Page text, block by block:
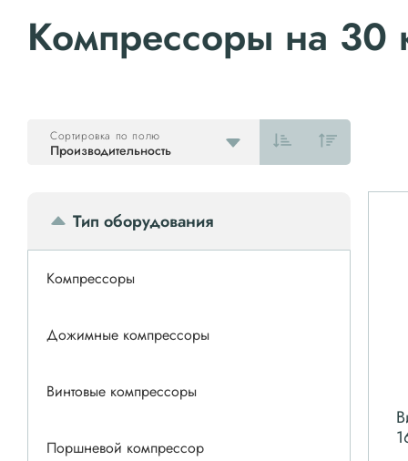
Компрессоры на 30
Производительность
Сортировка по полю
Тип оборудования
Компрессоры
Дожимные компрессоры
Винтовые компрессоры
Поршневой компрессор